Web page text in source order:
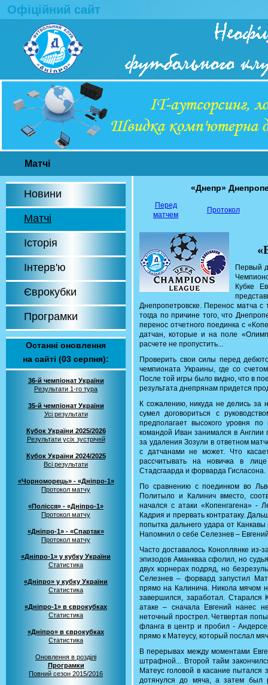
Офіційний сайт
Матчі
Новини
Матчі
Історія
Інтерв'ю
Єврокубки
Програмки
Останні оновлення
на сайті (03 серпня):
36-й чемпіонат України
Результати 1-го тура
35-й чемпіонат України
Усі результати
Кубок України 2025/2026
Результати усіх зустрічей
Кубок України 2024/2025
Всі результати
«Чорноморець» - «Дніпро-1»
Протокол матчу
«Полісся» - «Дніпро-1»
Протокол матчу
«Дніпро-1» - «Спартак»
Протокол матчу
«Дніпро-1» у кубку України
Статистика
«Дніпро» у кубку України
Статистика
«Дніпро-1» в єврокубках
Статистика
«Дніпро» в єврокубках
Статистика
Оновлення в розділі
Програмки
Повний сезон 2015/2016
«Днепр»
Перед
матчем
Протокол
Первый
Кубке
Днепропетровске. Перенос матча с
тогда по причине того, что
перенос отчетного поединка с
датчан, которые и на поле
расчете не пропустить...
Проверить свои силы перед
чемпионата Украины, где со
После той игры было видно, что в
результата днепрянам придется
К сожалению, никуда не делись за
сумел договориться с
предполагает высокого уровня
командой Иван занимался в Англии
за удаления Зозули в ответном
с датчанами не может. Что
рассчитывать на новичка в
Стадсгаарда и форварда Гисласона.
По сравнению с поединком во
Политыло и Калинич вместо,
начался с атаки «Копенгагена» -
Кадрия и прервать контратаку.
попытка дальнего удара от
Напомнил о себе Селезнев –
Часто доставалось Коноплянке из-
эпизодов Аманкваа сфолил, но
двух корнерах подряд, но
Селезнев – форвард запустил
прямо на Калинича. Никола мячом
завершился, заработал. Старался
атаке – сначала Евгений нанес
неточный прострел. Четвертая
фланга в центр и пробил -
прямо к Матеусу, который послал
В перерывах между моментами
штрафной... Второй тайм
Матеус головой в касание
дотянулся до мяча, а затем был